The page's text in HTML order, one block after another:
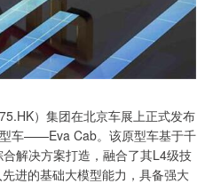
）集团在北京车展上正式发布
车——Eva Cab。该原型车基于千
解决方案打造，融合了其L4级技
进的基础大模型能力，具备强大